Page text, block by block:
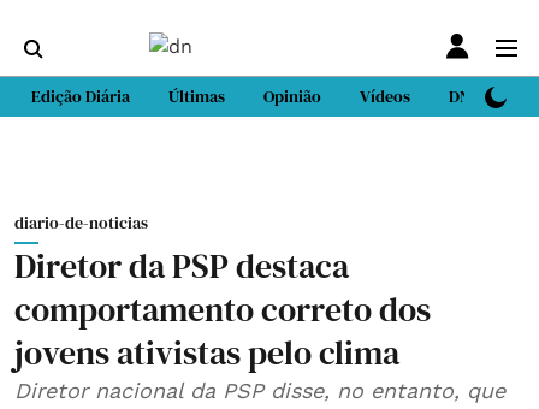
Edição Diária Últimas Opinião Vídeos DN Sport
diario-de-noticias
Diretor da PSP destaca
comportamento correto dos
jovens ativistas pelo clima
Diretor nacional da PSP disse, no entanto, que